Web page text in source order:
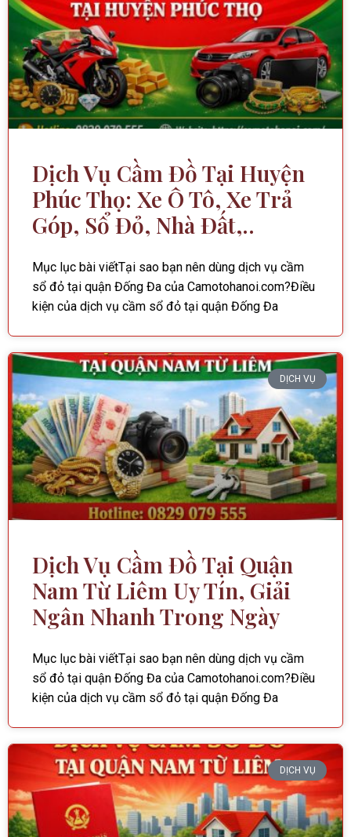
Dịch Vụ Cầm Đồ Tại Huyện
Phúc Thọ: Xe Ô Tô, Xe Trả
Góp, Sổ Đỏ, Nhà Đất,..
Mục lục bài viếtTại sao bạn nên dùng dịch vụ cầm
sổ đỏ tại quận Đống Đa của Camotohanoi.com?Điều
kiện của dịch vụ cầm sổ đỏ tại quận Đống Đa
DỊCH VỤ
Dịch Vụ Cầm Đồ Tại Quận
Nam Từ Liêm Uy Tín, Giải
Ngân Nhanh Trong Ngày
Mục lục bài viếtTại sao bạn nên dùng dịch vụ cầm
sổ đỏ tại quận Đống Đa của Camotohanoi.com?Điều
kiện của dịch vụ cầm sổ đỏ tại quận Đống Đa
DỊCH VỤ